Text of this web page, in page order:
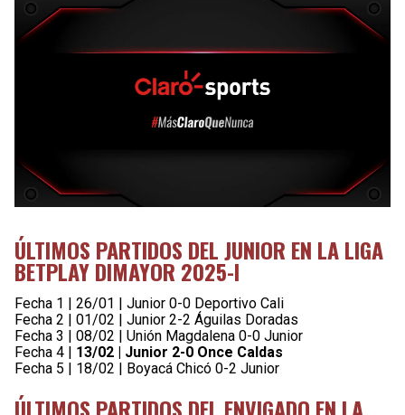
ÚLTIMOS PARTIDOS DEL JUNIOR EN LA LIGA
BETPLAY DIMAYOR 2025-I
Fecha 1 | 26/01 | Junior 0-0 Deportivo Cali
Fecha 2 | 01/02 | Junior 2-2 Águilas Doradas
Fecha 3 | 08/02 | Unión Magdalena 0-0 Junior
Fecha 4 | 13/02 | Junior 2-0 Once Caldas
Fecha 5 | 18/02 | Boyacá Chicó 0-2 Junior